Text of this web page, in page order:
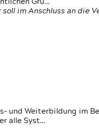
Gru…
im Anschluss an die
und Weiterbildung im
alle Syst…